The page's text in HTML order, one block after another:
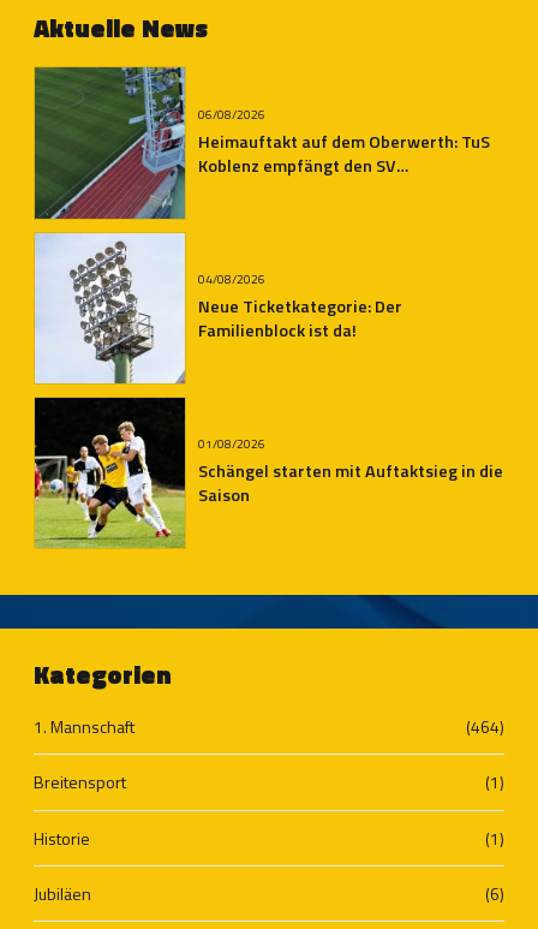
Aktuelle News
06/08/2026
Heimauftakt auf dem Oberwerth: TuS
Koblenz empfängt den SV
04/08/2026
Neue Ticketkategorie: Der
Familienblock ist da!
01/08/2026
Schängel starten mit Auftaktsieg in die
Saison
Kategorien
1. Mannschaft (464)
Breitensport (1)
Historie (1)
Jubiläen (6)